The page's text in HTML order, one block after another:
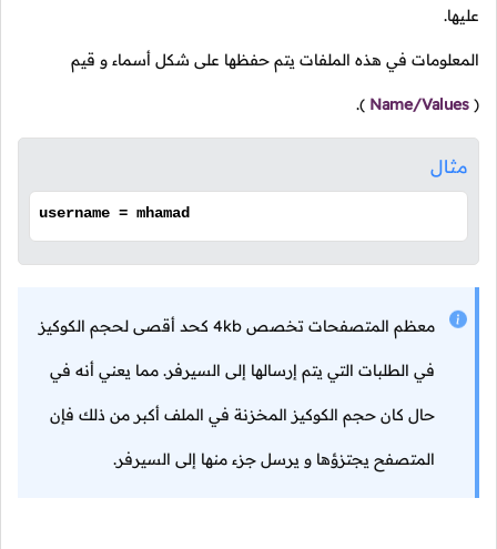
عليها.
المعلومات في هذه الملفات يتم حفظها على شكل أسماء و قيم
(
Name/Values
).
مثال
username = mhamad
معظم المتصفحات تخصص 4kb كحد أقصى لحجم الكوكيز
في الطلبات التي يتم إرسالها إلى السيرفر. مما يعني أنه في
حال كان حجم الكوكيز المخزنة في الملف أكبر من ذلك فإن
المتصفح يجتزؤها و يرسل جزء منها إلى السيرفر.